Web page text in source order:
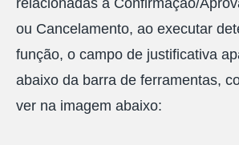
ou Cancelamento, ao executar
função, o campo de justificativa
abaixo da barra de ferramentas,
ver na imagem abaixo: